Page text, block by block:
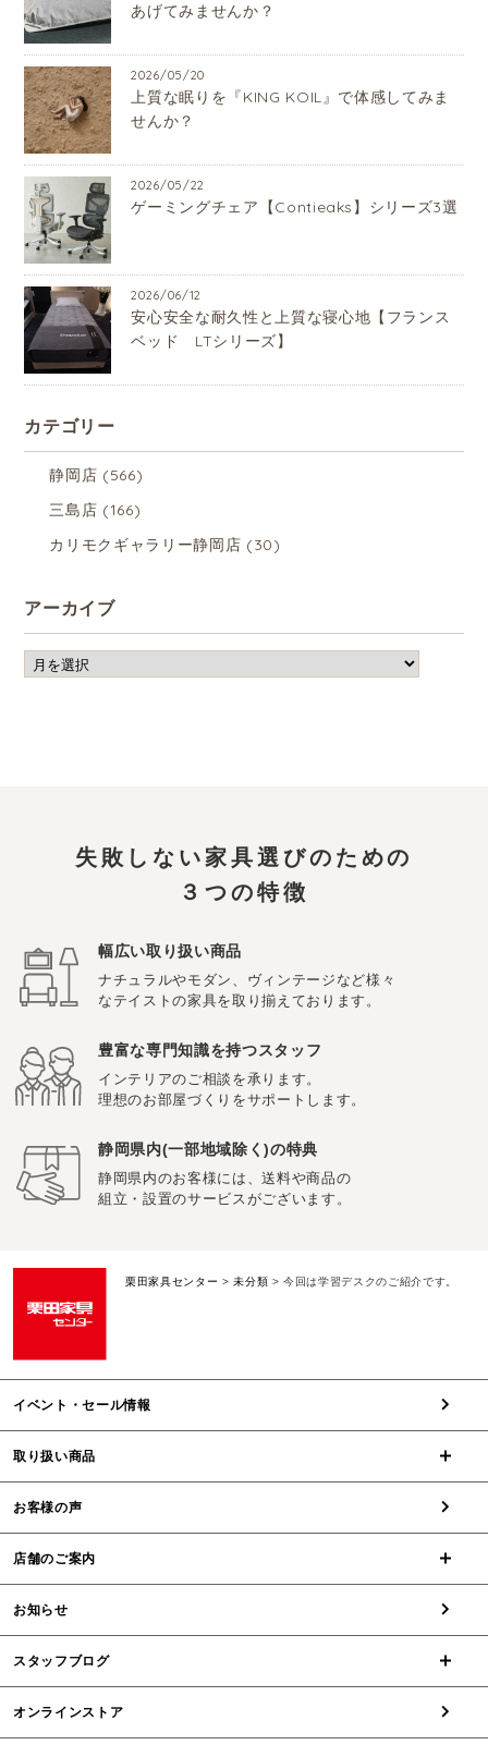
あげてみませんか？
2026/05/20
上質な眠りを『KING KOIL』で体感してみま
せんか？
2026/05/22
ゲーミングチェア【Contieaks】シリーズ3選
2026/06/12
安心安全な耐久性と上質な寝心地【フランス
ベッド LTシリーズ】
カテゴリー
静岡店 (566)
三島店 (166)
カリモクギャラリー静岡店 (30)
アーカイブ
失敗しない家具選びのための
３つの特徴
幅広い取り扱い商品
ナチュラルやモダン、ヴィンテージなど様々
なテイストの家具を取り揃えております。
豊富な専門知識を持つスタッフ
インテリアのご相談を承ります。
理想のお部屋づくりをサポートします。
静岡県内(一部地域除く)の特典
静岡県内のお客様には、送料や商品の
組立・設置のサービスがございます。
栗田家具センター >未分類 >今回は学習デスクのご紹介です。
イベント・セール情報
取り扱い商品
お客様の声
店舗のご案内
お知らせ
スタッフブログ
オンラインストア